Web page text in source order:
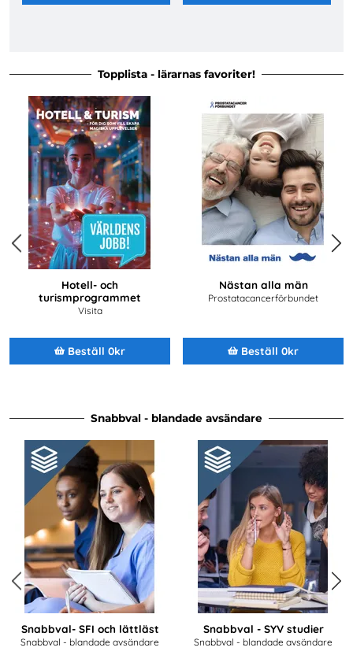
Topplista - lärarnas favoriter!
Hotell- och
turismprogrammet
Visita
Beställ 0kr
Nästan alla män
Prostatacancerförbundet
Beställ 0kr
Previous Next
Snabbval - blandade avsändare
Snabbval- SFI och lättläst
Snabbval - blandade avsändare
Snabbval - SYV studier
Snabbval - blandade avsändare
Previous Next